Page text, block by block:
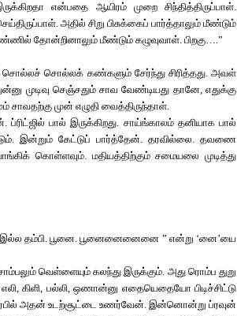
என்பதை ஆயிரம் முறை சிந்தித்திருப்பாள்.
அதில் சிறு பிசுக்கைப் பார்த்தாலும் மீண்டும்
தோன்றினாலும் மீண்டும் கழுவுவாள். பிறகு….”
சொல்லச் சொல்லக் கண்களும் சேர்ந்து சிரித்தது. அவள்
முடிவு செஞ்சதும் சாவ வேண்டியது தானே, எதுக்கு
முன் எழுதி வைத்திருந்தாள்.
பால் இருக்கிறது. சாய்ங்காலம் தனியாக பால்
இன்றும் கேட்டுப் பார்த்தேன். தரவில்லை. தவணை
கொள்ளவும். மதியத்திற்கும் சமையலை முடித்து
இல்ல தம்பி. பூனை. பூனைனைனைனை ” என்று ‘னை’யை
வெள்ளையும் கலந்து இருக்கும். அது ரொம்ப துறு
கிளி, பல்லி, ஒணான்னு எதையெதையோ பிடிச்சிட்டு
அதன் உடற்சூட்டை உணர்வேன். இன்னொன்று ப்ரவுன்